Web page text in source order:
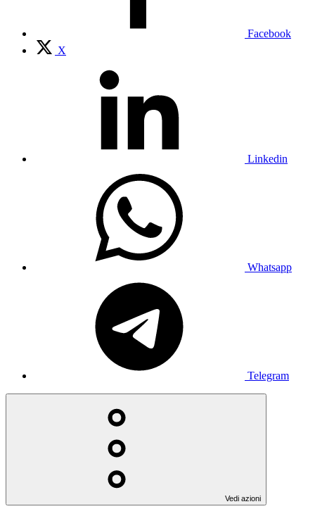
Facebook
X
Linkedin
Whatsapp
Telegram
Vedi azioni